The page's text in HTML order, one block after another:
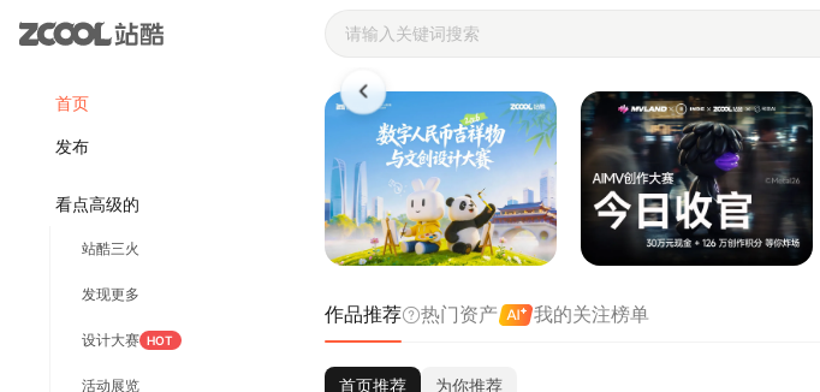
首页
发布
看点高级的
站酷三火
发现更多
设计大赛 HOT
活动展览
站酷ZCOOL - 设计师们都在站酷
作品推荐 热门资产 我的关注榜单
首页推荐 为你推荐